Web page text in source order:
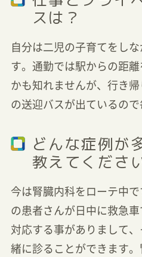
スは？
自分は二児の子育てをし
す。通勤では駅からの距
かも知れませんが、行き
の送迎バスが出ているので
どんな症例が
教えてくださ
今は腎臓内科をローテ中
の患者さんが日中に救急
対応する事がありまして
緒に診ることができます